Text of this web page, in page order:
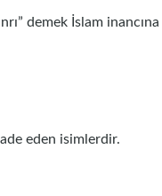
demek İslam inancına
eden isimlerdir.